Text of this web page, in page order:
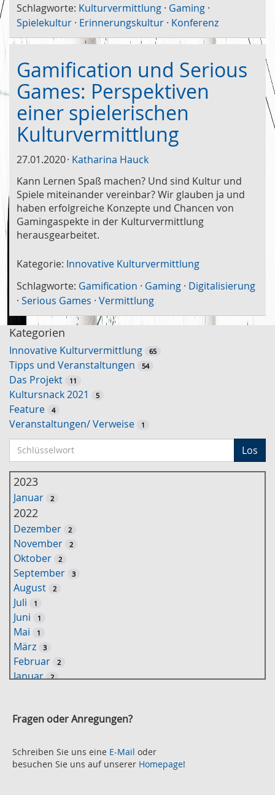
Schlagworte: Kulturvermittlung · Gaming ·
Spielekultur · Erinnerungskultur · Konferenz
Gamification und Serious
Games: Perspektiven
einer spielerischen
Kulturvermittlung
27.01.2020 Katharina Hauck
Kann Lernen Spaß machen? Und sind Kultur und
Spiele miteinander vereinbar? Wir glauben ja und
haben erfolgreiche Konzepte und Chancen von
Gamingaspekte in der Kulturvermittlung
herausgearbeitet.
Kategorie: Innovative Kulturvermittlung
Schlagworte: Gamification · Gaming · Digitalisierung
· Serious Games · Vermittlung
Kategorien
Innovative Kulturvermittlung 65
Tipps und Veranstaltungen 54
Das Projekt 11
Kultursnack 2021 5
Feature 4
Veranstaltungen/ Verweise 1
c
h
ü
w
o
r
u
c
Los
2023
Januar 2
2022
Dezember 2
November 2
Oktober 2
September 3
August 2
Juli 1
Juni 1
Mai 1
März 3
Februar 2
Januar 2
Oktober 2
August 2
Juli 2
Fragen oder Anregungen?
Schreiben Sie uns eine E-Mail oder
besuchen Sie uns auf unserer Homepage!